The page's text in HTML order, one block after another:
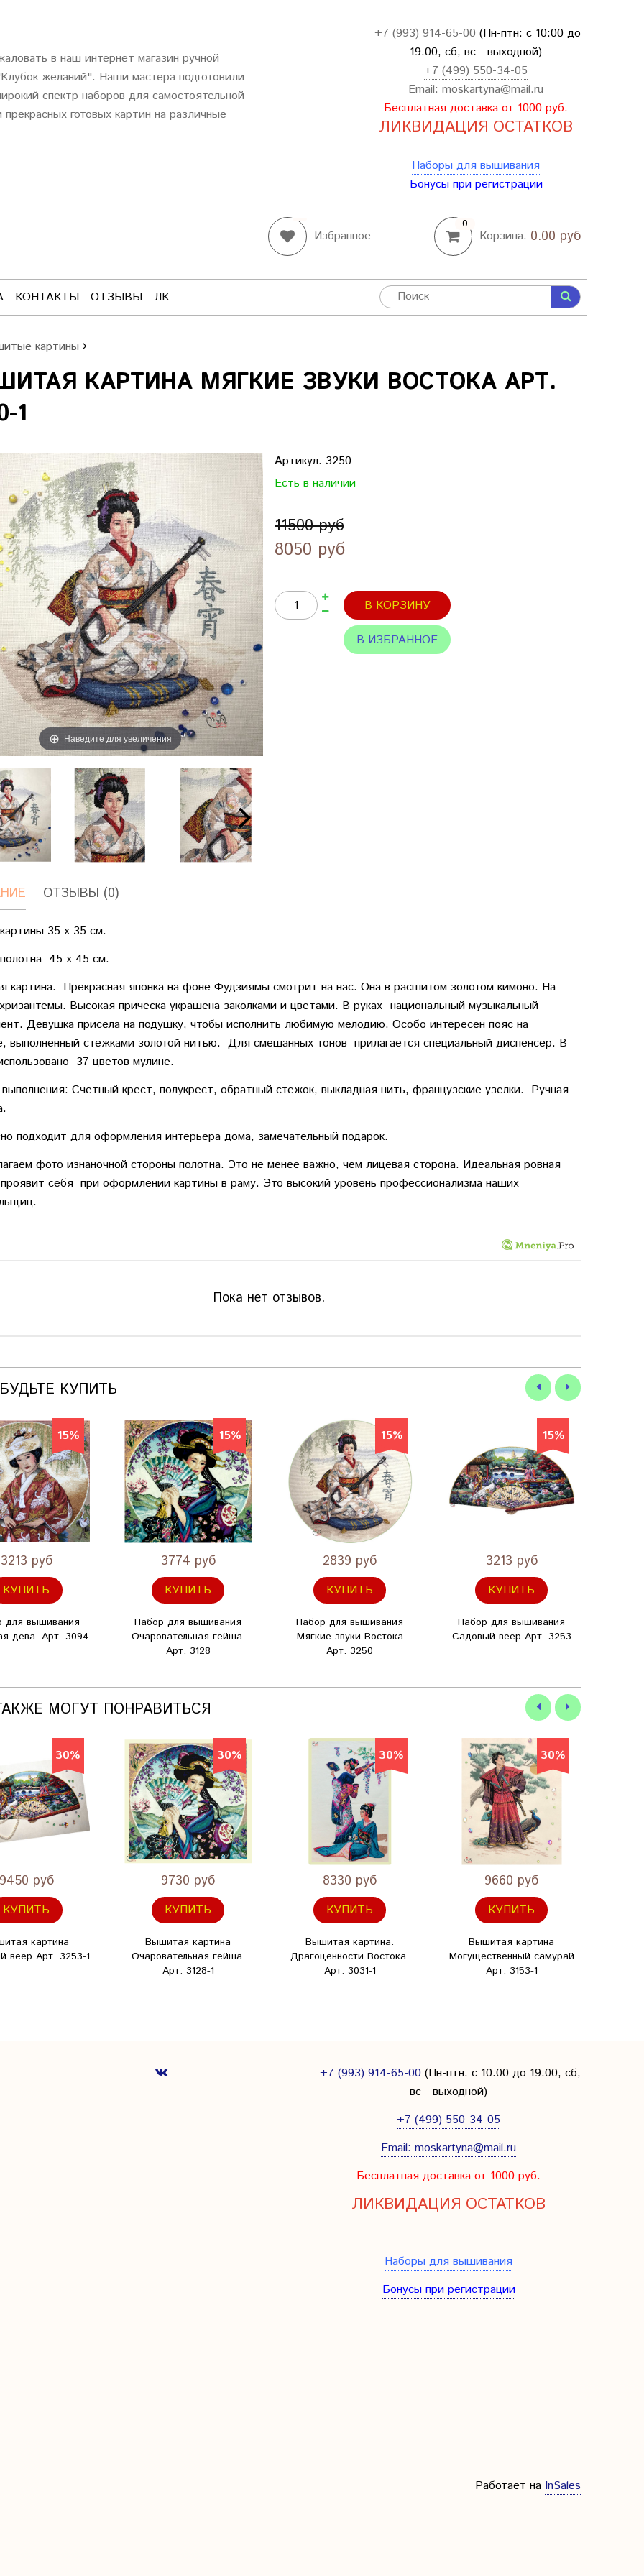
в наш интернет магазин ручной
Клубок желаний". Наши мастера подготовили
спектр наборов для самостоятельной
готовых картин на различные
+7 (993) 914-65-00 (Пн-птн: с 10:00 до
19:00; сб, вс - выходной)
+7 (499) 550-34-05
Email: moskartyna@mail.ru
Бесплатная доставка от 1000 руб.
ЛИКВИДАЦИЯ ОСТАТКОВ
Наборы для вышивания
Бонусы при регистрации
Избранное
0
Корзина: 0.00 руб
КОНТАКТЫ ОТЗЫВЫ ЛК
картины
КАРТИНА МЯГКИЕ ЗВУКИ ВОСТОКА АРТ.
1
Наведите для увеличения
Артикул: 3250
Есть в наличии
11500 руб
8050 руб
В КОРЗИНУ
В ИЗБРАННОЕ
ОТЗЫВЫ (0)
35 х 35 см.
45 х 45 см.
картина: Прекрасная японка на фоне Фудзиямы смотрит на нас. Она в расшитом золотом кимоно. На
Высокая прическа украшена заколками и цветами. В руках -национальный музыкальный
Девушка присела на подушку, чтобы исполнить любимую мелодию. Особо интересен пояс на
выполненный стежками золотой нитью. Для смешанных тонов прилагается специальный диспенсер. В
37 цветов мулине.
выполнения: Счетный крест, полукрест, обратный стежок, выкладная нить, французские узелки. Ручная
подходит для оформления интерьера дома, замечательный подарок.
фото изнаночной стороны полотна. Это не менее важно, чем лицевая сторона. Идеальная ровная
проявит себя при оформлении картины в раму. Это высокий уровень профессионализма наших
Пока нет отзывов.
КУПИТЬ
15%
3213 руб
КУПИТЬ
для вышивания
дева. Арт. 3094
15%
3774 руб
КУПИТЬ
Набор для вышивания
Очаровательная гейша.
Арт. 3128
15%
2839 руб
КУПИТЬ
Набор для вышивания
Мягкие звуки Востока
Арт. 3250
15%
3213 руб
КУПИТЬ
Набор для вышивания
Садовый веер Арт. 3253
МОГУТ ПОНРАВИТЬСЯ
30%
руб
КУПИТЬ
картина
веер Арт. 3253-1
30%
9730 руб
КУПИТЬ
Вышитая картина
Очаровательная гейша.
Арт. 3128-1
30%
8330 руб
КУПИТЬ
Вышитая картина.
Драгоценности Востока.
Арт. 3031-1
30%
9660 руб
КУПИТЬ
Вышитая картина
Могущественный самурай
Арт. 3153-1
+7 (993) 914-65-00 (Пн-птн: с 10:00 до 19:00; сб,
вс - выходной)
+7 (499) 550-34-05
Email: moskartyna@mail.ru
Бесплатная доставка от 1000 руб.
ЛИКВИДАЦИЯ ОСТАТКОВ
Наборы для вышивания
Бонусы при регистрации
Работает на InSales